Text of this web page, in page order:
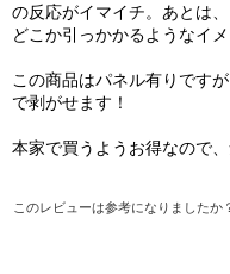
の反応がイマイチ。あとは
どこか引っかかるようなイメ
この商品はパネル有りです
で剥がせます！
本家で買うようお得なので
このレビューは参考になりましたか